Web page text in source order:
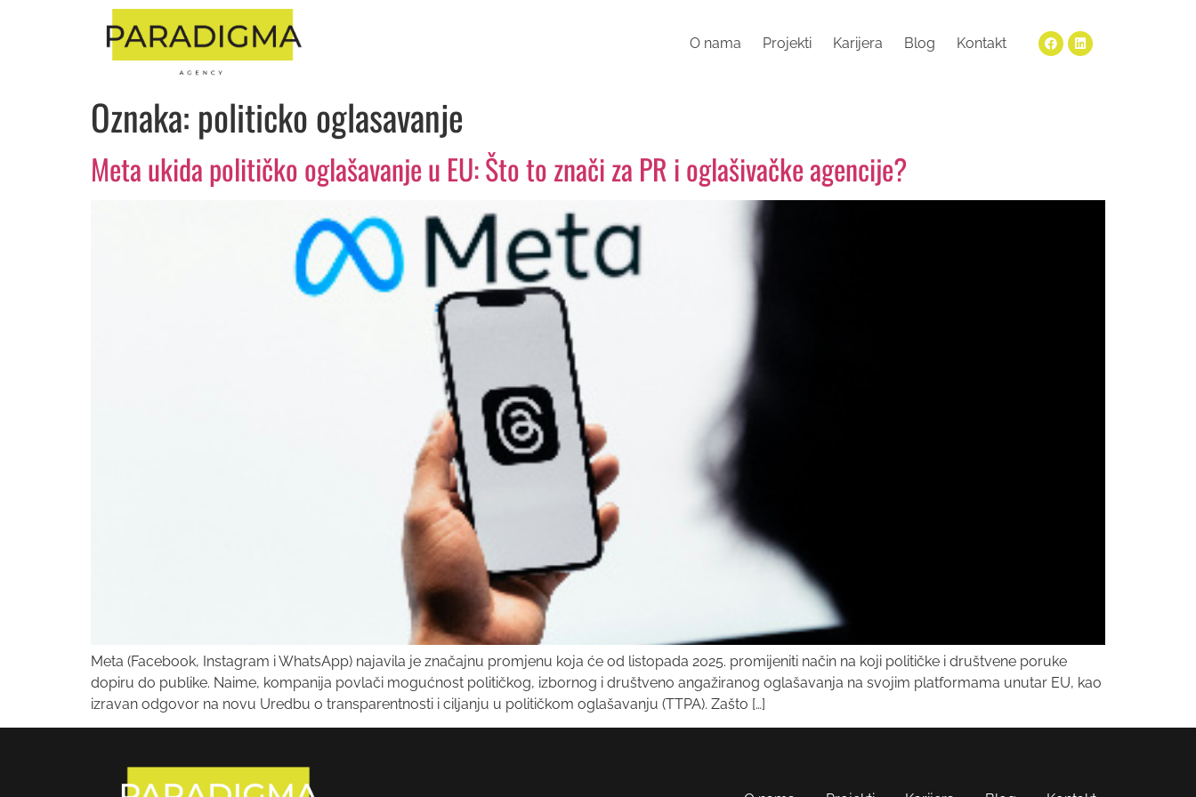
O nama Projekti Karijera Blog Kontakt
Oznaka: politicko oglasavanje
Meta ukida političko oglašavanje u EU: Što to znači za PR i oglašivačke agencije?
Meta (Facebook, Instagram i WhatsApp) najavila je značajnu promjenu koja će od listopada 2025. promijeniti način na koji političke i društvene poruke
dopiru do publike. Naime, kompanija povlači mogućnost političkog, izbornog i društveno angažiranog oglašavanja na svojim platformama unutar EU, kao
izravan odgovor na novu Uredbu o transparentnosti i ciljanju u političkom oglašavanju (TTPA). Zašto […]